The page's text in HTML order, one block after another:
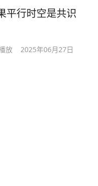
平行时空是共识
放 2025年06月27日